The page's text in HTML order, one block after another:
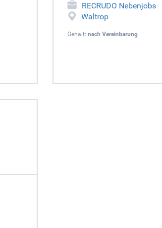
RECRUDO Nebenjobs
Waltrop
Gehalt: nach Vereinbarung